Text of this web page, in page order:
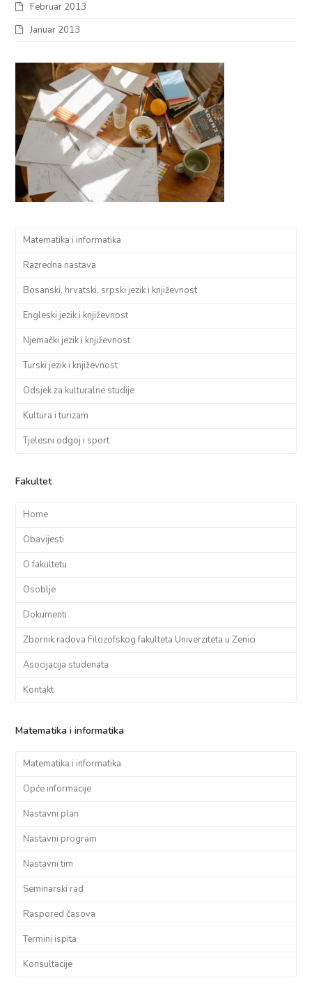
Februar 2013
Januar 2013
Matematika i informatika
Razredna nastava
Bosanski, hrvatski, srpski jezik i književnost
Engleski jezik i književnost
Njemački jezik i književnost
Turski jezik i književnost
Odsjek za kulturalne studije
Kultura i turizam
Tjelesni odgoj i sport
Fakultet
Home
Obavijesti
O fakultetu
Osoblje
Dokumenti
Zbornik radova Filozofskog fakulteta Univerziteta u Zenici
Asocijacija studenata
Kontakt
Matematika i informatika
Matematika i informatika
Opće informacije
Nastavni plan
Nastavni program
Nastavni tim
Seminarski rad
Raspored časova
Termini ispita
Konsultacije